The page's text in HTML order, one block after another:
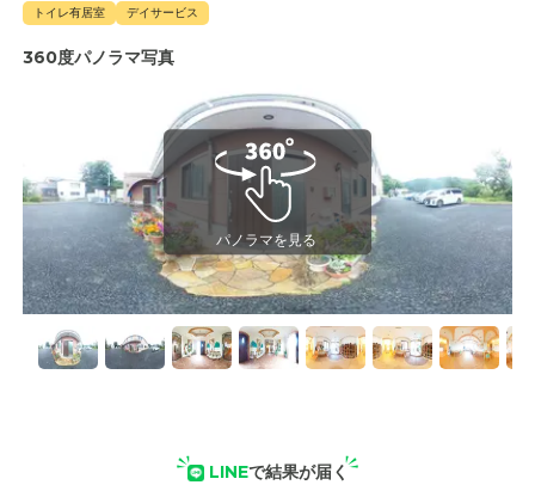
トイレ有居室 デイサービス
360度パノラマ写真
LINEで結果が届く